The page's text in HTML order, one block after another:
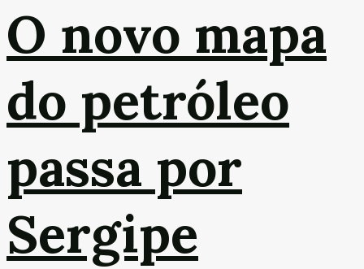
O novo mapa
do petróleo
passa por
Sergipe